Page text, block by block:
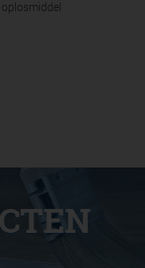
oplosmiddel